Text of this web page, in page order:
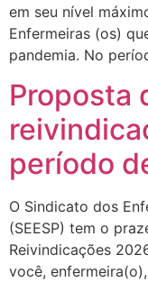
em seu nível
Enfermeiras (os)
pandemia. No
Proposta
período
O Sindicato dos
(SEESP) tem o
Reivindicações
você,